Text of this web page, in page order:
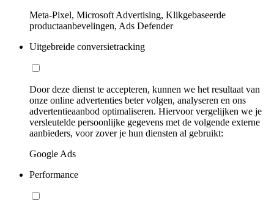
Meta-Pixel, Microsoft Advertising, Klikgebaseerde
productaanbevelingen, Ads Defender
Uitgebreide conversietracking
Door deze dienst te accepteren, kunnen we het resultaat van
onze online advertenties beter volgen, analyseren en ons
advertentieaanbod optimaliseren. Hiervoor vergelijken we je
versleutelde persoonlijke gegevens met de volgende externe
aanbieders, voor zover je hun diensten al gebruikt:
Google Ads
Performance